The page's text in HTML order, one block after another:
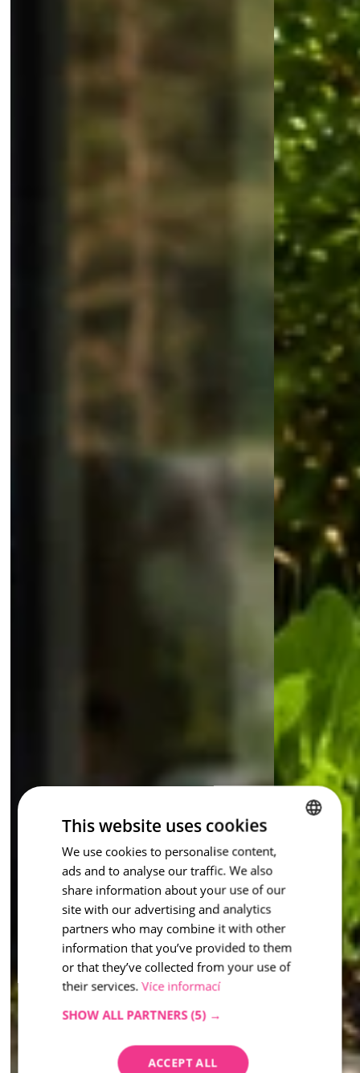
CZECH
This website uses cookies
We use cookies to personalise content,
ads and to analyse our traffic. We also
share information about your use of our
site with our advertising and analytics
partners who may combine it with other
information that you’ve provided to them
or that they’ve collected from your use of
their services. Více informací
SHOW ALL PARTNERS (5) →
ACCEPT ALL